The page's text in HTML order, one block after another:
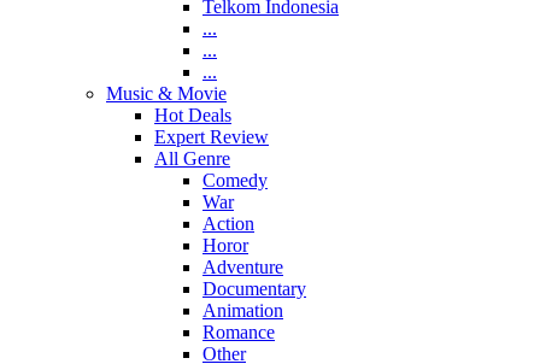
Telkom Indonesia
...
...
...
Music & Movie
Hot Deals
Expert Review
All Genre
Comedy
War
Action
Horor
Adventure
Documentary
Animation
Romance
Other